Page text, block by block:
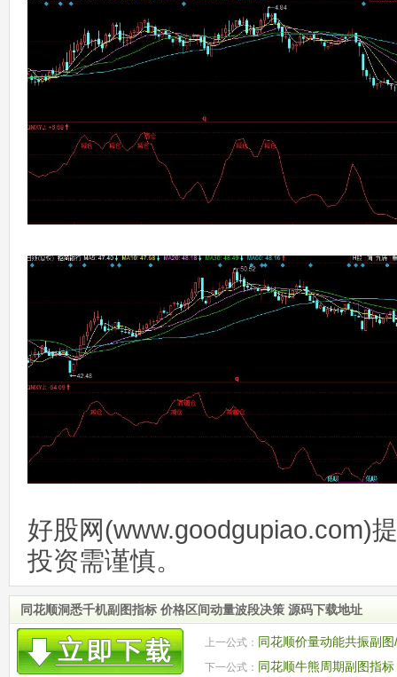
好股网(www.goodgupiao.com)
投资需谨慎。
同花顺洞悉千机副图指标 价格区间动量波段决策 源码下载地址
上一公式： 同花顺价量动能共振副
码
下一公式： 同花顺牛熊周期副图指